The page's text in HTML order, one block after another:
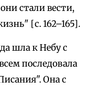
стали вести,
[с. 162–165].
шла к Небу с
последовала
Она с